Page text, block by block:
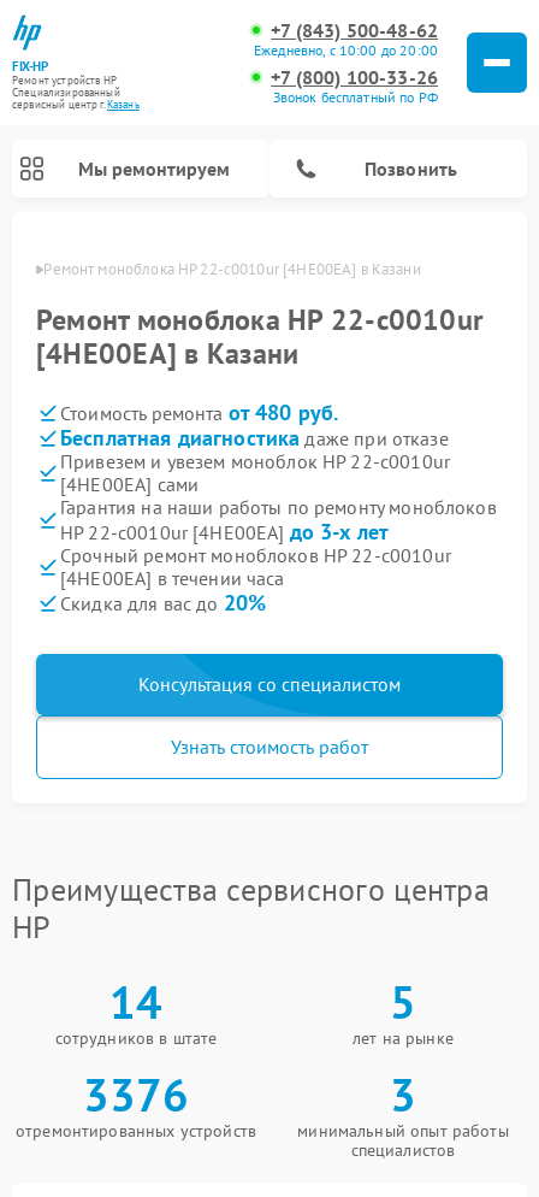
FIX-HP
Ремонт устройств HP
Специализированный
cервисный центр г.Казань
+7 (843) 500-48-62
Ежедневно, с 10:00 до 20:00
+7 (800) 100-33-26
Звонок бесплатный по РФ
Мы ремонтируем Позвонить
Ремонт моноблока HP 22-c0010ur [4HE00EA] в Казани
Ремонт моноблока HP 22-c0010ur
[4HE00EA] в Казани
Стоимость ремонта от 480 руб.
Бесплатная диагностика даже при отказе
Привезем и увезем моноблок HP 22-c0010ur
[4HE00EA] сами
Гарантия на наши работы по ремонту моноблоков
HP 22-c0010ur [4HE00EA] до 3-х лет
Срочный ремонт моноблоков HP 22-c0010ur
[4HE00EA] в течении часа
Скидка для вас до 20%
Консультация со специалистом
Узнать стоимость работ
Преимущества сервисного центра
HP
14
сотрудников в штате
5
лет на рынке
3376
отремонтированных устройств
3
минимальный опыт работы
специалистов